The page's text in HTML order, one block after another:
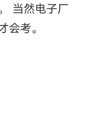
当然电子厂
会考。